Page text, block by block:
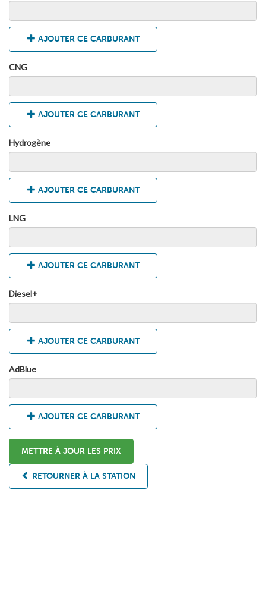
AJOUTER CE CARBURANT
CNG
AJOUTER CE CARBURANT
Hydrogène
AJOUTER CE CARBURANT
LNG
AJOUTER CE CARBURANT
Diesel+
AJOUTER CE CARBURANT
AdBlue
AJOUTER CE CARBURANT
METTRE À JOUR LES PRIX
RETOURNER À LA STATION